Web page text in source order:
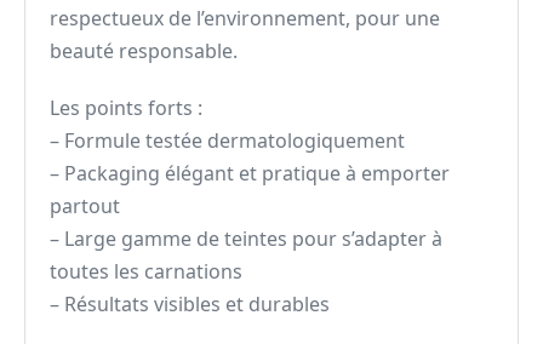
respectueux de l’environnement, pour une
beauté responsable.
Les points forts :
– Formule testée dermatologiquement
– Packaging élégant et pratique à emporter
partout
– Large gamme de teintes pour s’adapter à
toutes les carnations
– Résultats visibles et durables